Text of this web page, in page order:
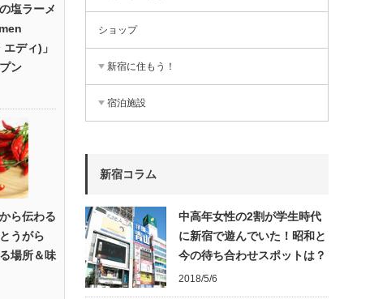
塩ラーメ
ディ)」
ン
ら伝わる
うがら
場所＆味
ショップ
新宿に住もう！
宿泊施設
新宿コラム
中高年女性の2割が学生時代
に新宿で遊んでいた！昭和と
今の待ち合わせスポットは？
2018/5/6